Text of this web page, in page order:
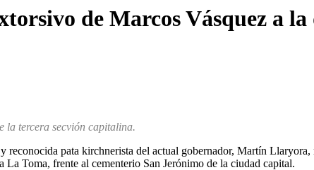
de Marcos Vásquez a
la tercera secvión capitalina.
pata kirchnerista del actual gobernador, Martín
Toma, frente al cementerio San Jerónimo de la ciudad capital.